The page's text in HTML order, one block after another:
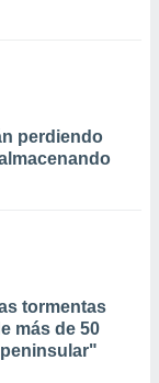
perdiendo
tormentas
más de 50